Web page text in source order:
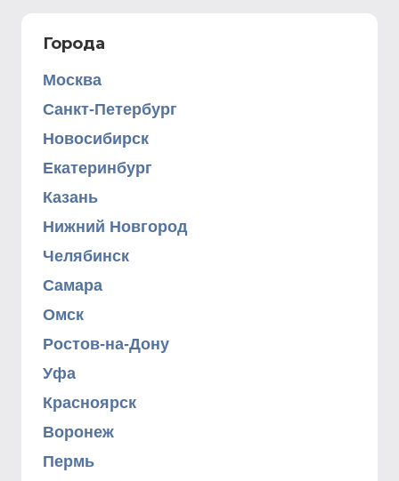
Города
Москва
Санкт-Петербург
Новосибирск
Екатеринбург
Казань
Нижний Новгород
Челябинск
Самара
Омск
Ростов-на-Дону
Уфа
Красноярск
Воронеж
Пермь